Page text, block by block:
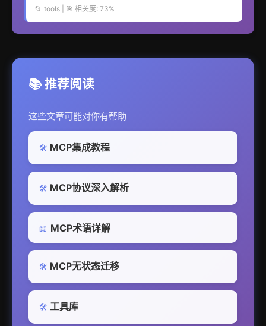
📂 tools | 🎯 相关度: 73%
📚 推荐阅读
这些文章可能对你有帮助
🛠️ MCP集成教程
🛠️ MCP协议深入解析
📖 MCP术语详解
🛠️ MCP无状态迁移
🛠️ 工具库